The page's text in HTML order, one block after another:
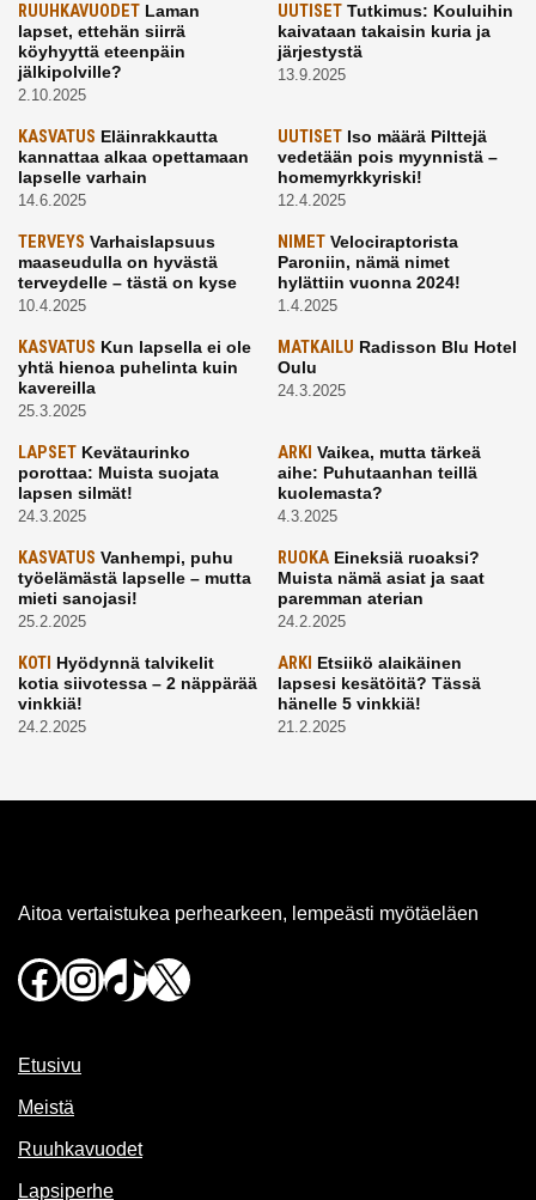
RUUHKAVUODET Laman
lapset, ettehän siirrä
köyhyyttä eteenpäin
jälkipolville?
2.10.2025
UUTISETTutkimus: Kouluihin
kaivataan takaisin kuria ja
järjestystä
13.9.2025
KASVATUS Eläinrakkautta
kannattaa alkaa opettamaan
lapselle varhain
14.6.2025
UUTISETIso määrä Pilttejä
vedetään pois myynnistä –
homemyrkkyriski!
12.4.2025
TERVEYS Varhaislapsuus
maaseudulla on hyvästä
terveydelle – tästä on kyse
10.4.2025
NIMETVelociraptorista
Paroniin, nämä nimet
hylättiin vuonna 2024!
1.4.2025
KASVATUS Kun lapsella ei ole
yhtä hienoa puhelinta kuin
kavereilla
25.3.2025
MATKAILU Radisson Blu Hotel
Oulu
24.3.2025
LAPSET Kevätaurinko
porottaa: Muista suojata
lapsen silmät!
24.3.2025
ARKI Vaikea, mutta tärkeä
aihe: Puhutaanhan teillä
kuolemasta?
4.3.2025
KASVATUS Vanhempi, puhu
työelämästä lapselle – mutta
mieti sanojasi!
25.2.2025
RUOKAEineksiä ruoaksi?
Muista nämä asiat ja saat
paremman aterian
24.2.2025
KOTI Hyödynnä talvikelit
kotia siivotessa – 2 näppärää
vinkkiä!
24.2.2025
ARKI Etsiikö alaikäinen
lapsesi kesätöitä? Tässä
hänelle 5 vinkkiä!
21.2.2025
Aitoa vertaistukea perhearkeen, lempeästi myötäeläen
Facebook
Instagram
TikTok
X
Etusivu
Meistä
Ruuhkavuodet
Lapsiperhe